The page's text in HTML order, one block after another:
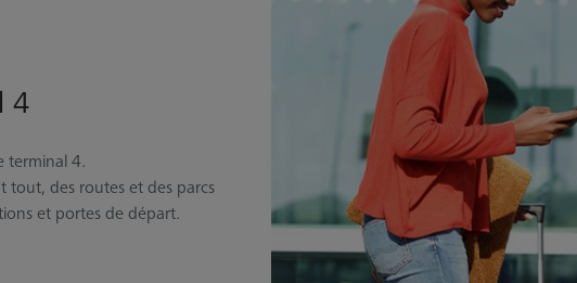
4
terminal 4.
tout, des routes et des parcs
et portes de départ.